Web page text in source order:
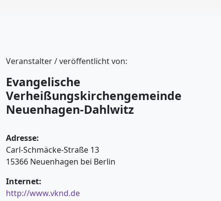
Veranstalter / veröffentlicht von:
Evangelische
Verheißungskirchengemeinde
Neuenhagen-Dahlwitz
Adresse:
Carl-Schmäcke-Straße 13
15366 Neuenhagen bei Berlin
Internet:
http://www.vknd.de